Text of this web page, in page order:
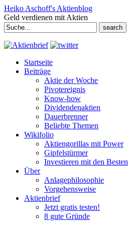
Heiko Aschoff's Aktienblog
Geld verdienen mit Aktien
Search
for:
Startseite
Beiträge
Aktie der Woche
Pivotereignis
Know-how
Dividendenaktien
Dauerbrenner
Beliebte Themen
Wikifolio
Aktiengorillas mit Power
Gipfelstürmer
Investieren mit den Besten
Über
Anlagephilosophie
Vorgehensweise
Aktienbrief
Jetzt gratis testen!
8 gute Gründe